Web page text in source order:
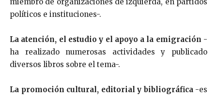
políticos e instituciones-.
La atención, el estudio y el apoyo a la emigración -
ha realizado numerosas actividades y publicado
diversos libros sobre el tema-.
La promoción cultural, editorial y bibliográfica-es